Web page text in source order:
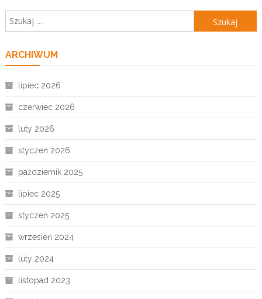
ARCHIWUM
lipiec 2026
czerwiec 2026
luty 2026
styczeń 2026
październik 2025
lipiec 2025
styczeń 2025
wrzesień 2024
luty 2024
listopad 2023